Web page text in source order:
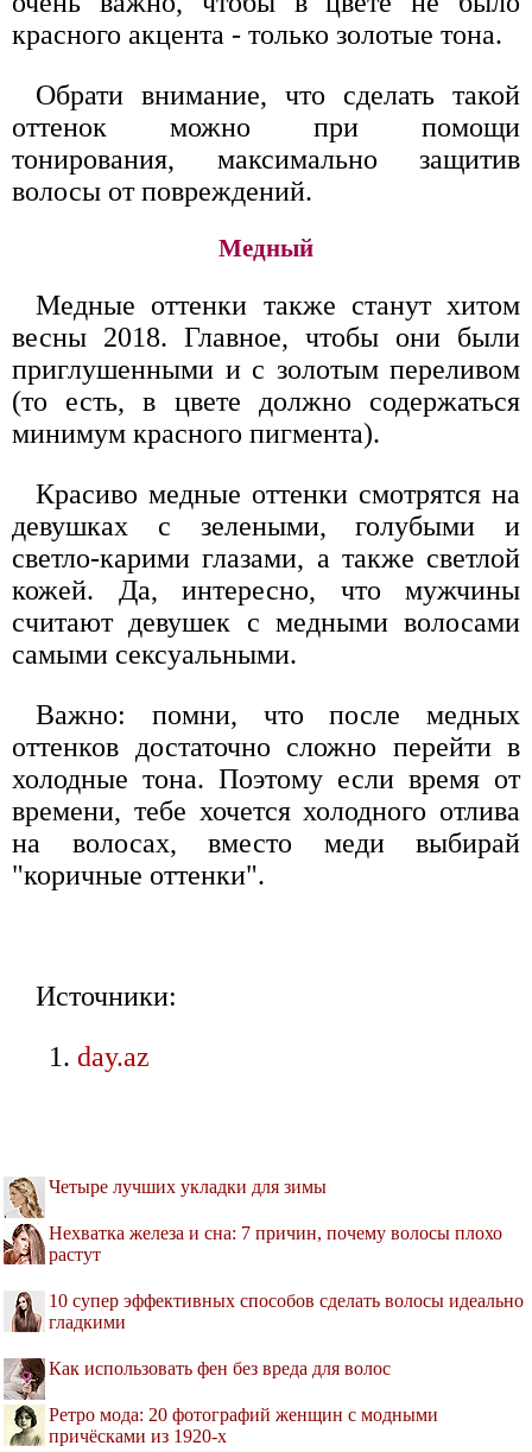
красного акцента - только золотые тона.
Обрати внимание, что сделать такой
оттенок можно при помощи
тонирования, максимально защитив
волосы от повреждений.
Медный
Медные оттенки также станут хитом
весны 2018. Главное, чтобы они были
приглушенными и с золотым переливом
(то есть, в цвете должно содержаться
минимум красного пигмента).
Красиво медные оттенки смотрятся на
девушках с зелеными, голубыми и
светло-карими глазами, а также светлой
кожей. Да, интересно, что мужчины
считают девушек с медными волосами
самыми сексуальными.
Важно: помни, что после медных
оттенков достаточно сложно перейти в
холодные тона. Поэтому если время от
времени, тебе хочется холодного отлива
на волосах, вместо меди выбирай
"коричные оттенки".
Источники:
day.az
Четыре лучших укладки для зимы
Нехватка железа и сна: 7 причин, почему волосы плохо
растут
10 супер эффективных способов сделать волосы идеально
гладкими
Как использовать фен без вреда для волос
Ретро мода: 20 фотографий женщин с модными
причёсками из 1920-х